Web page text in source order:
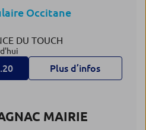
Occitane
DU TOUCH
Plus d’infos
MAIRIE